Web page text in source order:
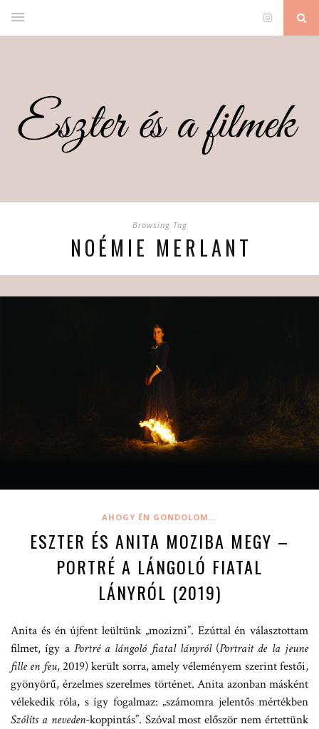
Browsing Tag
NOÉMIE MERLANT
AHOGY ÉN GONDOLOM...
ESZTER ÉS ANITA MOZIBA MEGY –
PORTRÉ A LÁNGOLÓ FIATAL
LÁNYRÓL (2019)
Anita és én újfent leültünk „mozizni”. Ezúttal én választottam
filmet, így a Portré a lángoló fiatal lányról(Portrait de la jeune
fille en feu, 2019) került sorra, amely véleményem szerint festői,
gyönyörű, érzelmes szerelmes történet. Anita azonban másként
vélekedik róla, s így fogalmaz: „számomra jelentős mértékben
Szólíts a neveden-koppintás”. Szóval most először nem értettünk